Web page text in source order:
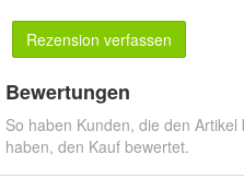
Rezension verfassen
Bewertungen
So haben Kunden, die den
haben, den Kauf bewertet.